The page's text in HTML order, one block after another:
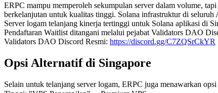
ERPC mampu memperoleh sekumpulan server dalam volume,
berkelanjutan untuk kualitas tinggi. Solana infrastruktur di seluruh
Server logam telanjang kinerja tertinggi untuk Solana aplikasi di
Pendaftaran Waitlist ditangani melalui pejabat Validators DAO
Validators DAO Discord Resmi: https://discord.gg/C7ZQSrCkYR
Opsi Alternatif di Singapore
Selain untuk telanjang server logam, ERPC juga menawarkan